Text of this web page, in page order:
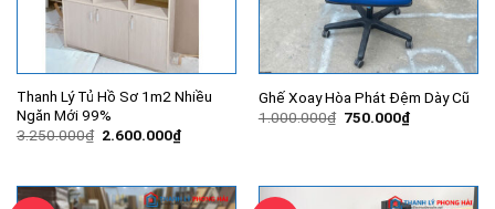
Thanh Lý Tủ Hồ Sơ 1m2 Nhiều
Ngăn Mới 99%
3.250.000₫ Giá
2.600.000₫Giá
hiện
2.600.000₫.
Ghế Xoay Hòa Phát Đệm Dày Cũ
1.000.000₫ Giá
750.000₫Giá
hiện